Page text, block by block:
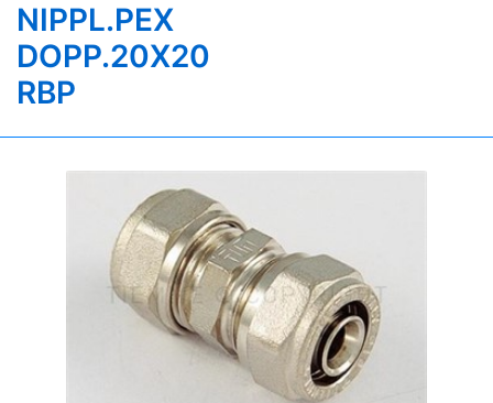
NIPPL.PEX
DOPP.20X20
RBP